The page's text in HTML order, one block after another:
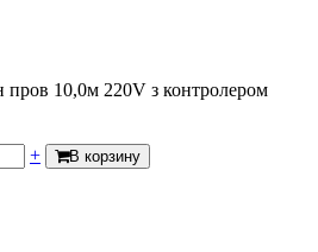
пров 10,0м 220V з контролером
+ В корзину